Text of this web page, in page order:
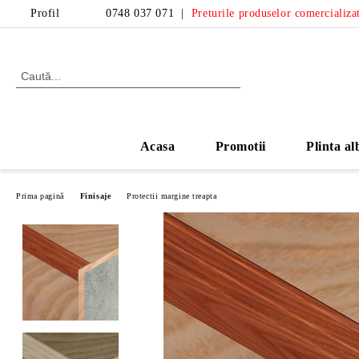
Profil 0748 037 071 Preturile produselor
Acasa Promotii Plinta
Prima pagină Finisaje Protectii margine treapta